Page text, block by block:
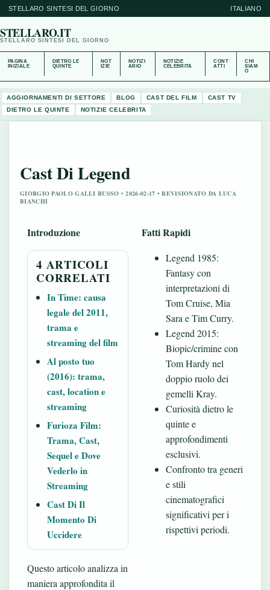
STELLARO SINTESI DEL GIORNO ITALIANO
STELLARO.IT
STELLARO SINTESI DEL GIORNO
PAGINA
INIZIALE
DIETRO LE
QUINTE
NOT
IZIE
NOTIZI
ARIO
NOTIZIE
CELEBRITA
CONT
ATTI
CHI
SIAM
O
AGGIORNAMENTI DI SETTORE BLOG CAST DEL FILM
CAST TV
DIETRO LE QUINTE
NOTIZIE CELEBRITA
Cast Di Legend
GIORGIO PAOLO GALLI RUSSO • 2026-02-17 • REVISIONATO DA LUCA
BIANCHI
Introduzione
4 ARTICOLI
CORRELATI
In Time: causa
legale del 2011,
trama e
streaming del film
Al posto tuo
(2016): trama,
cast, location e
streaming
Furioza Film:
Trama, Cast,
Sequel e Dove
Vederlo in
Streaming
Cast Di Il
Momento Di
Uccidere
Questo articolo analizza in
maniera approfondita il
Fatti Rapidi
Legend 1985:
Fantasy con
interpretazioni di
Tom Cruise, Mia
Sara e Tim Curry.
Legend 2015:
Biopic/crimine con
Tom Hardy nel
doppio ruolo dei
gemelli Kray.
Curiosità dietro le
quinte e
approfondimenti
esclusivi.
Confronto tra generi
e stili
cinematografici
significativi per i
rispettivi periodi.